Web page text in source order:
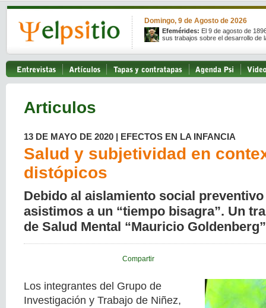
Domingo, 9 de Agosto de 2026
Efemérides: El 9 de agosto de
sus trabajos sobre el desarrollo de
Articulos
13 DE MAYO DE 2020 | EFECTOS EN LA INFANCIA
Salud y subjetividad en
distópicos
Debido al aislamiento social
asistimos a un “tiempo bisagra”. Un
de Salud Mental “Mauricio
Compartir
Los integrantes del Grupo de
Investigación y Trabajo de Niñez,